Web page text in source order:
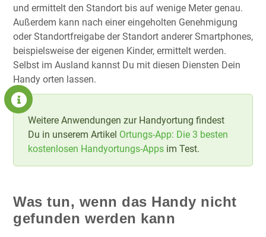
und ermittelt den Standort bis auf wenige Meter genau.
Außerdem kann nach einer eingeholten Genehmigung
oder Standortfreigabe der Standort anderer Smartphones,
beispielsweise der eigenen Kinder, ermittelt werden.
Selbst im Ausland kannst Du mit diesen Diensten Dein
Handy orten lassen.
Weitere Anwendungen zur Handyortung findest
Du in unserem Artikel Ortungs-App: Die 3 besten
kostenlosen Handyortungs-Apps im Test.
Was tun, wenn das Handy nicht
gefunden werden kann